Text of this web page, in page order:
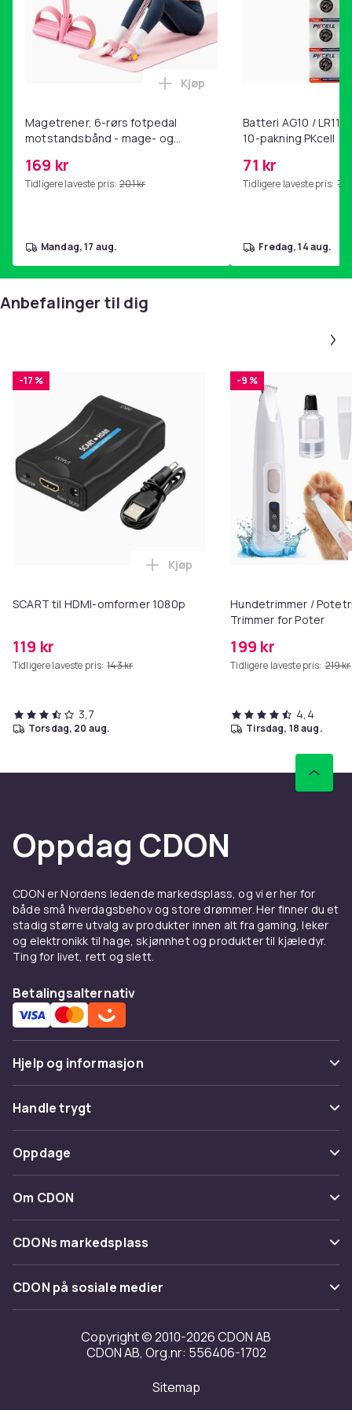
Magetrener, 6-rørs fotpedal
motstandsbånd - mage- og
hjemmegymnastikk Pink
169 kr
Tidligere laveste pris: 201 kr
Legg Magetrener, 6-rørs
Kjøp
mandag, 17 aug.
Batteri AG10 /
10-pakning PKcell
71 kr
Tidligere laveste pris: 76
fredag, 14 aug.
Anbefalinger til dig
-17 %
SCART til HDMI-omformer 1080p
119 kr
Tidligere laveste pris: 143 kr
Legg SCART til HDMI-omformer
Kjøp
3,7
torsdag, 20 aug.
-9 %
Hundetrimmer /
Trimmer for Poter
199 kr
Tidligere laveste pris: 219 kr
4,4
tirsdag, 18 aug.
Oppdag CDON
CDON er Nordens ledende markedsplass, og vi er her for
både små hverdagsbehov og store drømmer. Her finner du et
stadig større utvalg av produkter innen alt fra gaming, leker
og elektronikk til hage, skjønnhet og produkter til kjæledyr.
Ting for livet, rett og slett.
Betalingsalternativ
Hjelp og informasjon
Vanlige spørsmål
Spor pakke
Angre & returner her
Kontakt oss
Handle trygt
Betaling
Levering
Tilbakekallinger
Oppdage
Kategorier
Varemerker
Om CDON
Om oss
Kundeanmeldelser
Jobbe på CDON
Investor relations
Tilgjengelighet
CDONs markedsplass
Merchant Help Center
CDON på sosiale medier
Copyright © 2010-2026 CDON AB
CDON AB, Org.nr: 556406-1702
Sitemap